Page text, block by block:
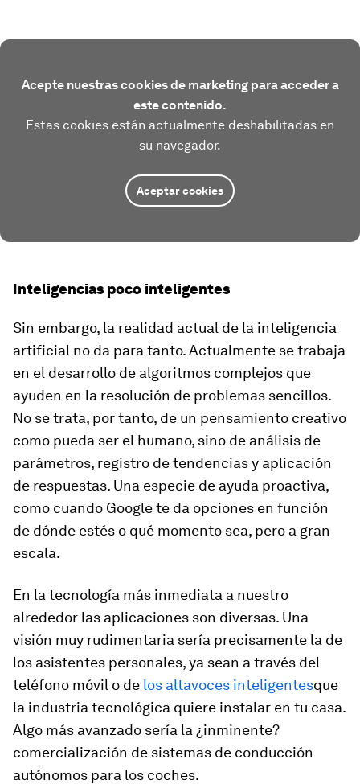
Acepte nuestras cookies de marketing para acceder a
este contenido.
Estas cookies están actualmente deshabilitadas en
su navegador.
Aceptar cookies
Inteligencias poco inteligentes
Sin embargo, la realidad actual de la inteligencia
artificial no da para tanto. Actualmente se trabaja
en el desarrollo de algoritmos complejos que
ayuden en la resolución de problemas sencillos.
No se trata, por tanto, de un pensamiento creativo
como pueda ser el humano, sino de análisis de
parámetros, registro de tendencias y aplicación
de respuestas. Una especie de ayuda proactiva,
como cuando Google te da opciones en función
de dónde estés o qué momento sea, pero a gran
escala.
En la tecnología más inmediata a nuestro
alrededor las aplicaciones son diversas. Una
visión muy rudimentaria sería precisamente la de
los asistentes personales, ya sean a través del
teléfono móvil o de los altavoces inteligentesque
la industria tecnológica quiere instalar en tu casa.
Algo más avanzado sería la ¿inminente?
comercialización de sistemas de conducción
autónomos para los coches.